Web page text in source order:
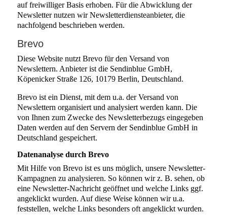
auf freiwilliger Basis erhoben. Für die Abwicklung der
Newsletter nutzen wir Newsletterdiensteanbieter, die
nachfolgend beschrieben werden.
Brevo
Diese Website nutzt Brevo für den Versand von
Newslettern. Anbieter ist die Sendinblue GmbH,
Köpenicker Straße 126, 10179 Berlin, Deutschland.
Brevo ist ein Dienst, mit dem u.a. der Versand von
Newslettern organisiert und analysiert werden kann. Die
von Ihnen zum Zwecke des Newsletterbezugs eingegeben
Daten werden auf den Servern der Sendinblue GmbH in
Deutschland gespeichert.
Datenanalyse durch Brevo
Mit Hilfe von Brevo ist es uns möglich, unsere Newsletter-
Kampagnen zu analysieren. So können wir z. B. sehen, ob
eine Newsletter-Nachricht geöffnet und welche Links ggf.
angeklickt wurden. Auf diese Weise können wir u.a.
feststellen, welche Links besonders oft angeklickt wurden.